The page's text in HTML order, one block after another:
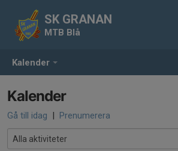
Kalender
SK GRANAN
MTB Blå
Kalender
Gå till idag | Prenumerera